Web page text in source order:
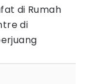
di Rumah
di